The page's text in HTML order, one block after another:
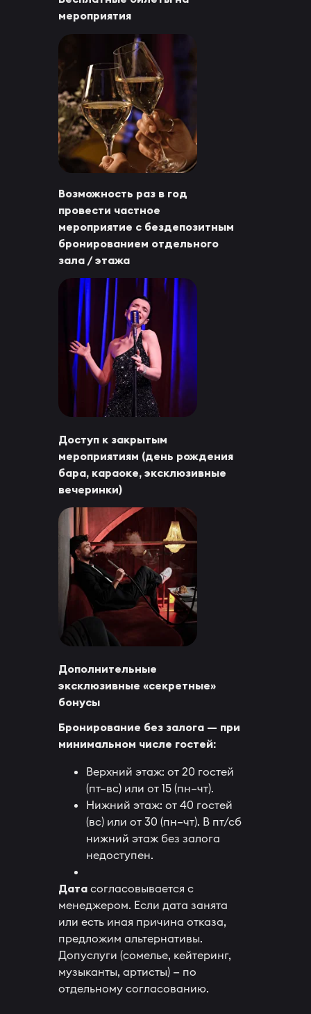
Дополнительные
эксклюзивные «секретные»
бонусы
Бронирование без залога — при
минимальном числе гостей:
Верхний этаж: от 20 гостей
(пт–вс) или от 15 (пн–чт).
Нижний этаж: от 40 гостей
(вс) или от 30 (пн–чт). В пт/сб
нижний этаж без залога
недоступен.
Дата согласовывается с
менеджером. Если дата занята
или есть иная причина отказа,
предложим альтернативы.
Допуслуги (сомелье, кейтеринг,
музыканты, артисты) — по
отдельному согласованию.
Возможность раз в год
провести частное
мероприятие с бездепозитным
бронированием отдельного
зала / этажа
Доступ к закрытым
мероприятиям (день рождения
бара, караоке, эксклюзивные
вечеринки)
мероприятия